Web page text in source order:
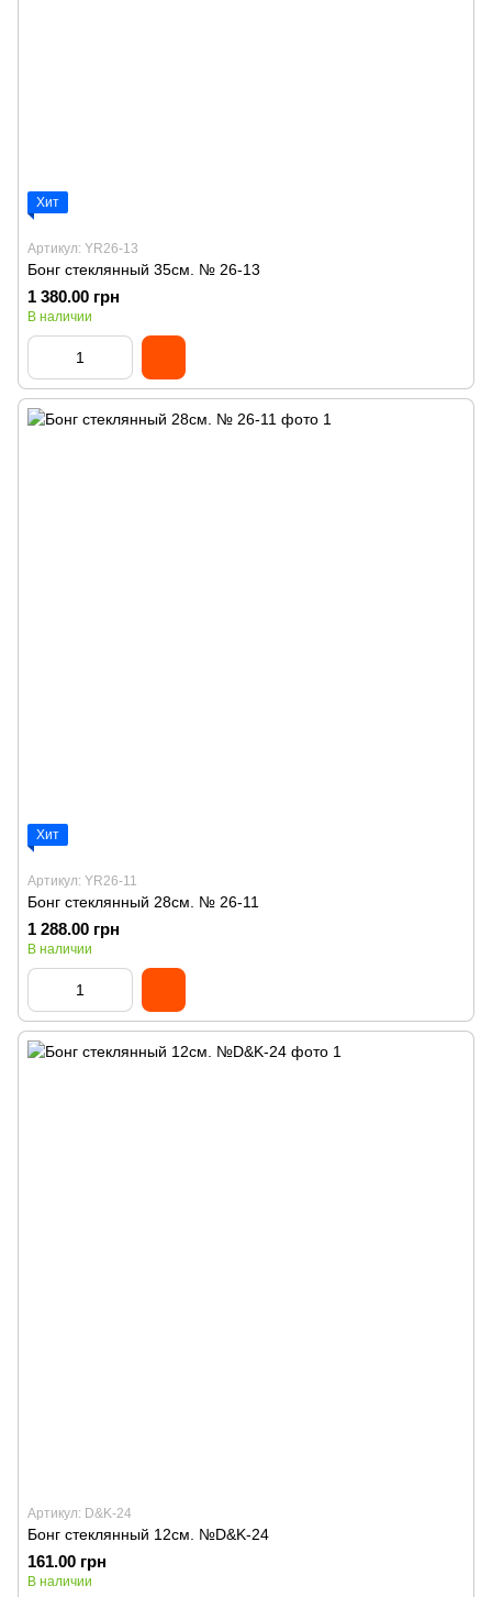
Хит
Артикул: YR26-13
Бонг стеклянный 35см. № 26-13
1 380.00 грн
В наличии
Хит
Артикул: YR26-11
Бонг стеклянный 28см. № 26-11
1 288.00 грн
В наличии
Артикул: D&K-24
Бонг стеклянный 12см. №D&K-24
161.00 грн
В наличии